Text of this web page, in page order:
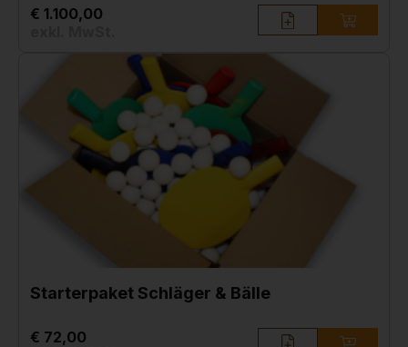
€ 1.100,00
Starterpaket Schläger & Bälle
€ 72,00